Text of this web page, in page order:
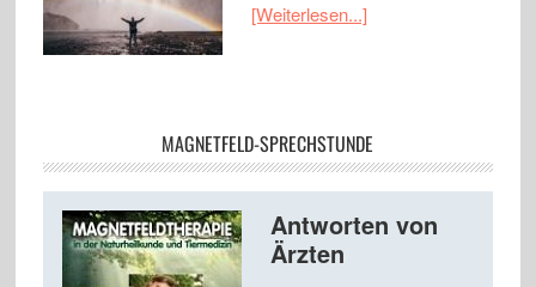
[Weiterlesen...]
MAGNETFELD-SPRECHSTUNDE
Antworten von
Ärzten